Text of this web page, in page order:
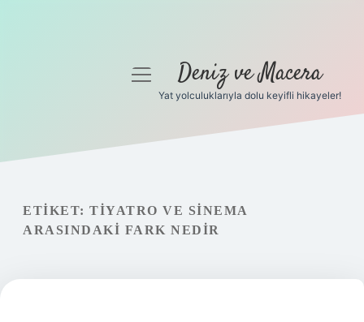
Gizlilik Politikası
Hakkımızda
menüyüDeniz ve Macera
Yat yolculuklarıyla dolu keyifli hikayeler!
ETIKET: TIYATRO VE SINEMA
ARASINDAKI FARK NEDIR